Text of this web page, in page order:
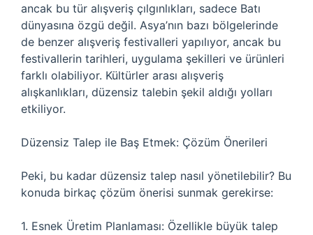
ancak bu tür alışveriş çılgınlıkları, sadece Batı
dünyasına özgü değil. Asya’nın bazı bölgelerinde
de benzer alışveriş festivalleri yapılıyor, ancak bu
festivallerin tarihleri, uygulama şekilleri ve ürünleri
farklı olabiliyor. Kültürler arası alışveriş
alışkanlıkları, düzensiz talebin şekil aldığı yolları
etkiliyor.
Düzensiz Talep ile Baş Etmek: Çözüm Önerileri
Peki, bu kadar düzensiz talep nasıl yönetilebilir? Bu
konuda birkaç çözüm önerisi sunmak gerekirse:
1. Esnek Üretim Planlaması: Özellikle büyük talep